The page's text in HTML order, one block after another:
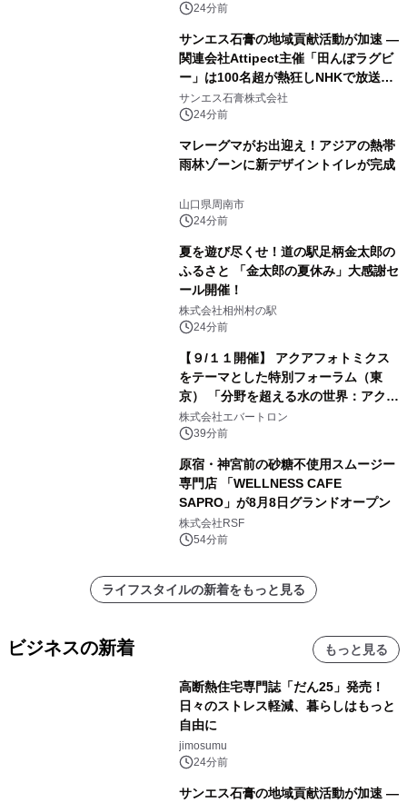
24分前
サンエス石膏の地域貢献活動が加速 ―
関連会社Attipect主催「田んぼラグビ
ー」は100名超が熱狂しNHKで放送さ
れました。
サンエス石膏株式会社
24分前
マレーグマがお出迎え！アジアの熱帯
雨林ゾーンに新デザイントイレが完成
山口県周南市
24分前
夏を遊び尽くせ！道の駅足柄金太郎の
ふるさと 「金太郎の夏休み」大感謝セ
ール開催！
株式会社相州村の駅
24分前
【９/１１開催】 アクアフォトミクス
をテーマとした特別フォーラム（東
京） 「分野を超える水の世界：アクア
フォトミクスが切り拓く新しい科学の
地平」を開催
株式会社エバートロン
39分前
原宿・神宮前の砂糖不使用スムージー
専門店 「WELLNESS CAFE
SAPRO」が8月8日グランドオープン
株式会社RSF
54分前
ライフスタイルの新着をもっと見る
ビジネスの新着 もっと見る
高断熱住宅専門誌「だん25」発売！
日々のストレス軽減、暮らしはもっと
自由に
jimosumu
24分前
サンエス石膏の地域貢献活動が加速 ―